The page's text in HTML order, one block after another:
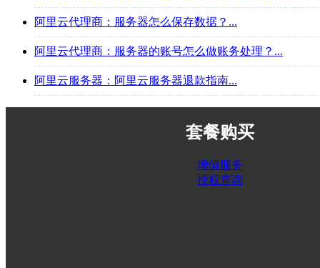
阿里云代理商：服务器怎么保存数据？...
阿里云代理商：服务器的账号怎么做账务处理？...
阿里云服务器：阿里云服务器退款指南...
套餐购买
增值服务
授权查询